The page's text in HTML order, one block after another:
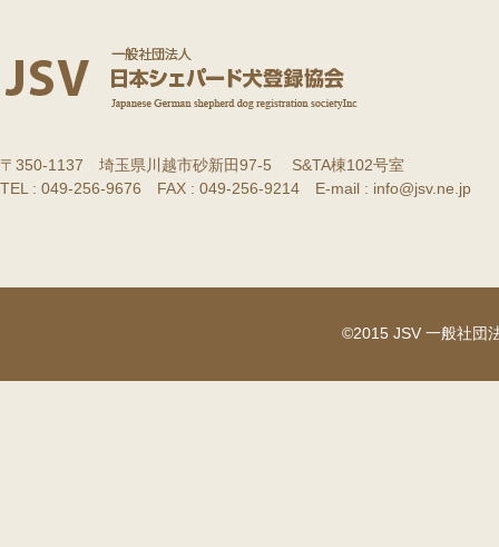
〒350-1137 埼玉県川越市砂新田97-5 S&TA棟102号室
TEL : 049-256-9676 FAX : 049-256-9214 E-mail : info@jsv.ne.jp
©2015 JSV 一般社団